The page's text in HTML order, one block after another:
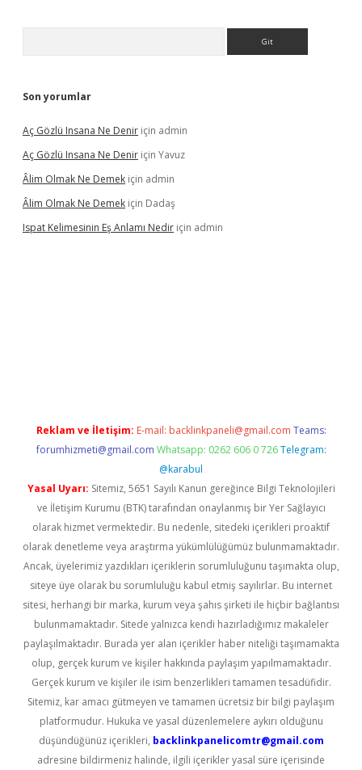
Son yorumlar
Aç Gözlü Insana Ne Denir için admin
Aç Gözlü Insana Ne Denir için Yavuz
Âlim Olmak Ne Demek için admin
Âlim Olmak Ne Demek için Dadaş
Ispat Kelimesinin Eş Anlamı Nedir için admin
Reklam ve İletişim: E-mail: backlinkpaneli@gmail.com Teams:
forumhizmeti@gmail.com Whatsapp: 0262 606 0 726 Telegram:
@karabul
Yasal Uyarı: Sitemiz, 5651 Sayılı Kanun gereğince Bilgi Teknolojileri
ve İletişim Kurumu (BTK) tarafından onaylanmış bir Yer Sağlayıcı
olarak hizmet vermektedir. Bu nedenle, sitedeki içerikleri proaktif
olarak denetleme veya araştırma yükümlülüğümüz bulunmamaktadır.
Ancak, üyelerimiz yazdıkları içeriklerin sorumluluğunu taşımakta olup,
siteye üye olarak bu sorumluluğu kabul etmiş sayılırlar. Bu internet
sitesi, herhangi bir marka, kurum veya şahıs şirketi ile hiçbir bağlantısı
bulunmamaktadır. Sitede yalnızca kendi hazırladığımız makaleler
paylaşılmaktadır. Burada yer alan içerikler haber niteliği taşımamakta
olup, gerçek kurum ve kişiler hakkında paylaşım yapılmamaktadır.
Gerçek kurum ve kişiler ile isim benzerlikleri tamamen tesadüfidir.
Sitemiz, kar amacı gütmeyen ve tamamen ücretsiz bir bilgi paylaşım
platformudur. Hukuka ve yasal düzenlemelere aykırı olduğunu
düşündüğünüz içerikleri, backlinkpanelicomtr@gmail.com
adresine bildirmeniz halinde, ilgili içerikler yasal süre içerisinde